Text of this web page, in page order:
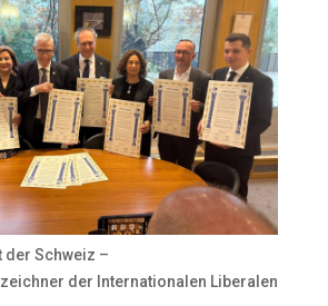
der Schweiz –
der Internationalen Liberalen